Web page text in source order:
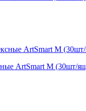
ArtSmart M (30шт/